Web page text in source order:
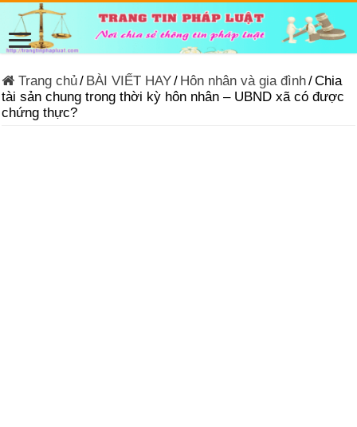
Trang chủ/ BÀI VIẾT HAY/ Hôn nhân và gia đình/Chia
tài sản chung trong thời kỳ hôn nhân – UBND xã có được
chứng thực?